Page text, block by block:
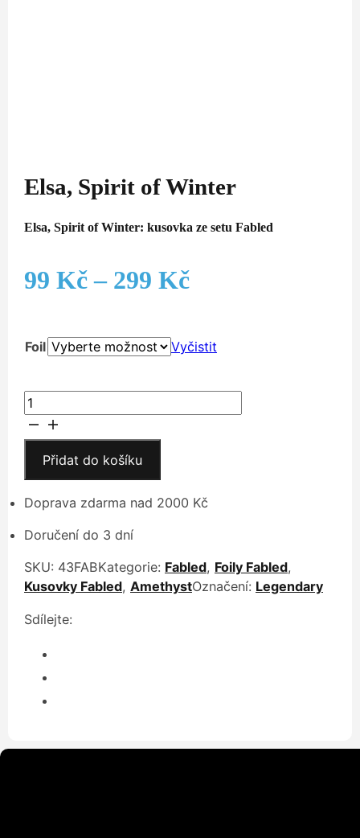
Elsa, Spirit of Winter
Elsa, Spirit of Winter: kusovka ze setu Fabled
99 Kč – 299 KčRozpětí
99 Kč
až
Foil Vyčistit
Elsa,
Spirit
of
Winter
množství
Přidat do košíku
Doprava zdarma nad 2000 Kč
Doručení do 3 dní
SKU: 43FABKategorie: Fabled, Foily Fabled,
Kusovky Fabled, AmethystOznačení: Legendary
Sdílejte: